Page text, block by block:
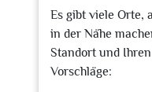
Es gibt viele Orte,
in der Nähe
Standort und
Vorschläge: